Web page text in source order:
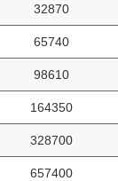
32870
65740
98610
164350
328700
657400